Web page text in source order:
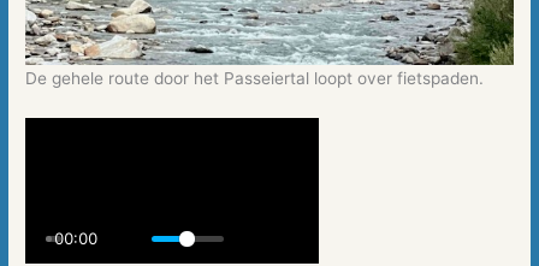
De gehele route door het Passeiertal loopt over fietspaden.
00:00